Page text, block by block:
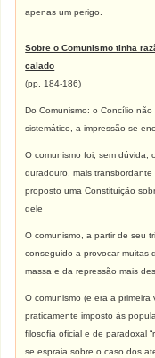
apenas um perigo.
Sobre o Comunismo tinha
calado
(pp. 184-186)
Do Comunismo: o Concílio
sistemático, a impressão se
O comunismo foi, sem dúvida,
duradouro, mais
proposto uma Constituição
dele
O comunismo, a partir de seu
conseguido a provocar muitas
massa e da repressão mais
O comunismo (e era a
praticamente imposto às
filosofia oficial e de paradoxal
se espraia sobre o caso dos